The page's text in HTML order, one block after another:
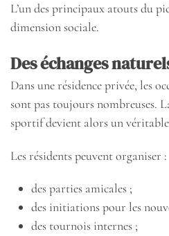
L’un des principaux atouts du
dimension sociale.
Des échanges
Dans une résidence privée, les
sont pas toujours nombreuses.
sportif devient alors un
Les résidents peuvent organiser :
des parties amicales ;
des initiations pour les
des tournois internes ;